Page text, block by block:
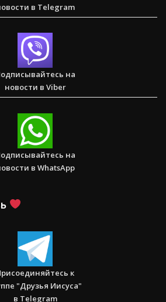
Обучаем. Помогите нам
в Telegram
на
новости в Viber
на
в WhatsApp
к
"Друзья Иисуса"
в Telegram